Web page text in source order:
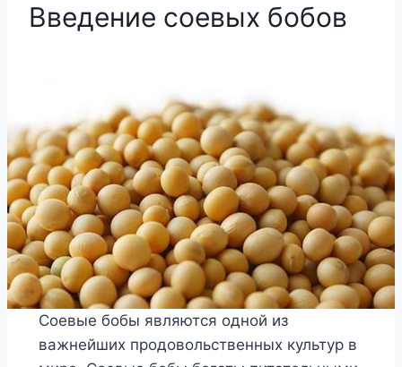
Введение соевых бобов
Соевые бобы являются одной из
важнейших продовольственных культур в